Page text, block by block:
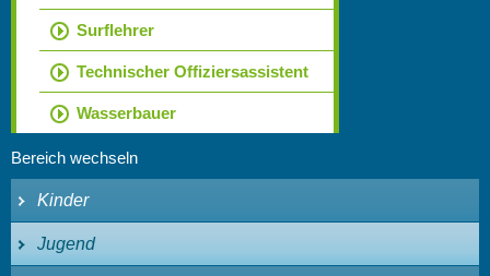
Surflehrer
Technischer Offiziersassistent
Wasserbauer
Bereich wechseln
Kinder
Jugend